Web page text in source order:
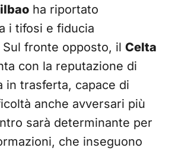
ha riportato
i tifosi e fiducia
Sul fronte opposto, il Celta
con la reputazione di
in trasferta, capace di
anche avversari più
sarà determinante per
che inseguono